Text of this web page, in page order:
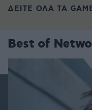
ΔΕΙΤΕ ΟΛΑ ΤΑ
Best of